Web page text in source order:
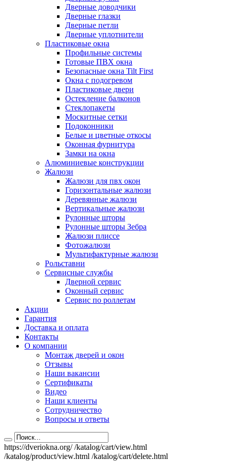
Дверные доводчики
Дверные глазки
Дверные петли
Дверные уплотнители
Пластиковые окна
Профильные системы
Готовые ПВХ окна
Безопасные окна Tilt First
Окна с подогревом
Пластиковые двери
Остекление балконов
Стеклопакеты
Москитные сетки
Подоконники
Белые и цветные откосы
Оконная фурнитура
Замки на окна
Алюминиевые конструкции
Жалюзи
Жалюзи для пвх окон
Горизонтальные жалюзи
Деревянные жалюзи
Вертикальные жалюзи
Рулонные шторы
Рулонные шторы Зебра
Жалюзи плиссе
Фотожалюзи
Мультифактурные жалюзи
Рольставни
Сервисные службы
Дверной сервис
Оконный сервис
Сервис по роллетам
Акции
Гарантия
Доставка и оплата
Контакты
О компании
Монтаж дверей и окон
Отзывы
Наши вакансии
Сертификаты
Видео
Наши клиенты
Сотрудничество
Вопросы и ответы
https://dveriokna.org/ /katalog/cart/view.html
/katalog/product/view.html /katalog/cart/delete.html